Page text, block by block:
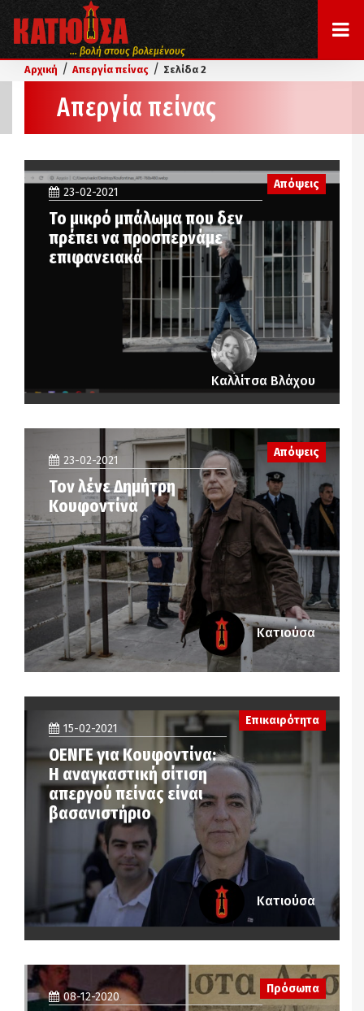
... βολή στους βολεμένους
Αρχική / Απεργία πείνας / Σελίδα 2
Απεργία πείνας
Απόψεις
23-02-2021
Το μικρό μπάλωμα που δεν
πρέπει να προσπερνάμε
επιφανειακά
Καλλίτσα Βλάχου
23-02-2021
Τον λένε Δημήτρη
Κουφοντίνα
Απόψεις
Κατιούσα
15-02-2021
ΟΕΝΓΕ για Κουφοντίνα:
Η αναγκαστική σίτιση
απεργού πείνας είναι
βασανιστήριο
Επικαιρότητα
Κατιούσα
Πρόσωπα
08-12-2020